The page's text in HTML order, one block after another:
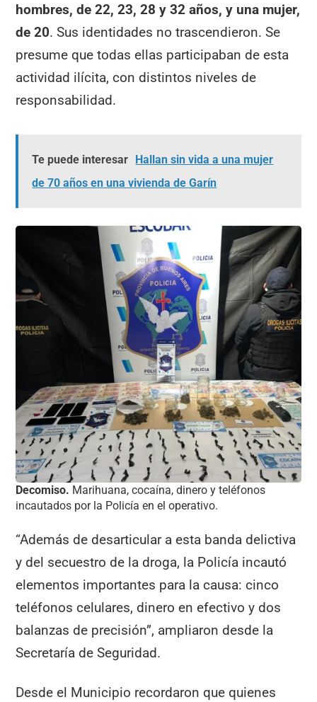
hombres, de 22, 23, 28 y 32 años, y una mujer,
de 20. Sus identidades no trascendieron. Se
presume que todas ellas participaban de esta
actividad ilícita, con distintos niveles de
responsabilidad.
Te puede interesar
Hallan sin vida a una mujer
de 70 años en una vivienda de Garín
Decomiso. Marihuana, cocaína, dinero y teléfonos
incautados por la Policía en el operativo.
“Además de desarticular a esta banda delictiva
y del secuestro de la droga, la Policía incautó
elementos importantes para la causa: cinco
teléfonos celulares, dinero en efectivo y dos
balanzas de precisión”, ampliaron desde la
Secretaría de Seguridad.
Desde el Municipio recordaron que quienes